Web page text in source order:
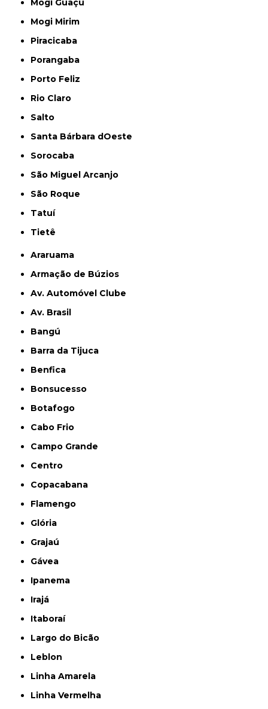
Mogi Guaçu
Mogi Mirim
Piracicaba
Porangaba
Porto Feliz
Rio Claro
Salto
Santa Bárbara dOeste
Sorocaba
São Miguel Arcanjo
São Roque
Tatuí
Tietê
Araruama
Armação de Búzios
Av. Automóvel Clube
Av. Brasil
Bangú
Barra da Tijuca
Benfica
Bonsucesso
Botafogo
Cabo Frio
Campo Grande
Centro
Copacabana
Flamengo
Glória
Grajaú
Gávea
Ipanema
Irajá
Itaboraí
Largo do Bicão
Leblon
Linha Amarela
Linha Vermelha